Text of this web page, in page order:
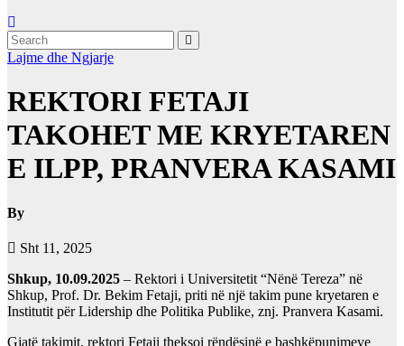
Lajme dhe Ngjarje
REKTORI FETAJI
TAKOHET ME KRYETAREN
E ILPP, PRANVERA KASAMI
By
Sht 11, 2025
Shkup, 10.09.2025 – Rektori i Universitetit “Nënë Tereza” në
Shkup, Prof. Dr. Bekim Fetaji, priti në një takim pune kryetaren e
Institutit për Lidership dhe Politika Publike, znj. Pranvera Kasami.
Gjatë takimit, rektori Fetaji theksoi rëndësinë e bashkëpunimeve